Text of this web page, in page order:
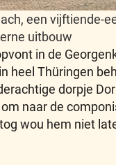
een vijftiende-
uitbouw
in de
Thüringen
dorpje
naar de
wou hem niet